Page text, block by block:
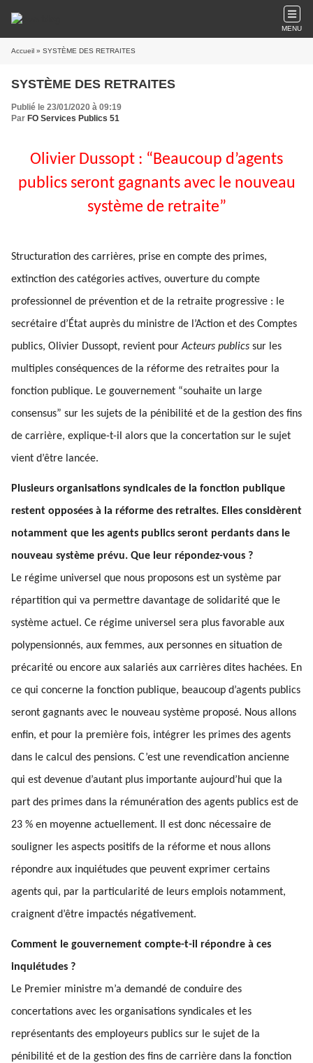
MENU
Accueil » SYSTÈME DES RETRAITES
SYSTÈME DES RETRAITES
Publié le 23/01/2020 à 09:19
Par FO Services Publics 51
Olivier Dussopt : “Beaucoup d’agents
publics seront gagnants avec le nouveau
système de retraite”
Structuration des carrières, prise en compte des primes,
extinction des catégories actives, ouverture du compte
professionnel de prévention et de la retraite progressive : le
secrétaire d’État auprès du ministre de l’Action et des Comptes
publics, Olivier Dussopt, revient pourActeurs publics sur les
multiples conséquences de la réforme des retraites pour la
fonction publique. Le gouvernement “souhaite un large
consensus” sur les sujets de la pénibilité et de la gestion des fins
de carrière, explique-t-il alors que la concertation sur le sujet
vient d’être lancée.
Plusieurs organisations syndicales de la fonction publique
restent opposées à la réforme des retraites. Elles considèrent
notamment que les agents publics seront perdants dans le
nouveau système prévu. Que leur répondez-vous ?
Le régime universel que nous proposons est un système par
répartition qui va permettre davantage de solidarité que le
système actuel. Ce régime universel sera plus favorable aux
polypensionnés, aux femmes, aux personnes en situation de
précarité ou encore aux salariés aux carrières dites hachées. En
ce qui concerne la fonction publique, beaucoup d’agents publics
seront gagnants avec le nouveau système proposé. Nous allons
enfin, et pour la première fois, intégrer les primes des agents
dans le calcul des pensions. C’est une revendication ancienne
qui est devenue d’autant plus importante aujourd’hui que la
part des primes dans la rémunération des agents publics est de
23 % en moyenne actuellement. Il est donc nécessaire de
souligner les aspects positifs de la réforme et nous allons
répondre aux inquiétudes que peuvent exprimer certains
agents qui, par la particularité de leurs emplois notamment,
craignent d’être impactés négativement.
Comment le gouvernement compte-t-il répondre à ces
inquiétudes ?
Le Premier ministre m’a demandé de conduire des
concertations avec les organisations syndicales et les
représentants des employeurs publics sur le sujet de la
pénibilité et de la gestion des fins de carrière dans la fonction